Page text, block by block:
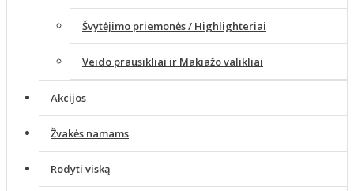
Švytėjimo priemonės / Highlighteriai
Veido prausikliai ir Makiažo valikliai
Akcijos
Žvakės namams
Rodyti viską